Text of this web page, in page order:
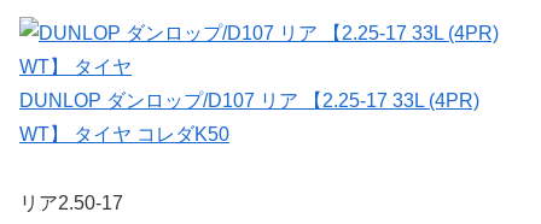
DUNLOP ダンロップ/D107 リア 【2.25-17 33L (4PR)
WT】 タイヤ コレダK50
リア2.50-17